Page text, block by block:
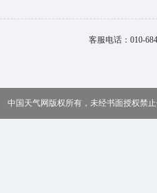
客服电话： 010-
中国天气网版权所有，未经书面授权